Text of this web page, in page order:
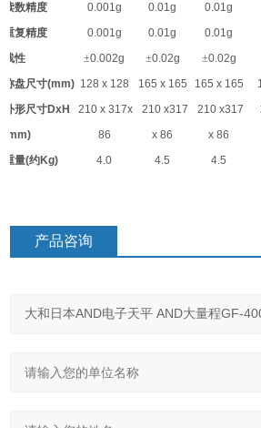
读数精度
0.001g 0.01g 0.01g
重复精度
0.001g 0.01g 0.01g
线性
±0.002g ±0.02g ±0.02g
称盘尺寸(mm) 128 x 128 165 x 165 165 x 165
外形尺寸DxH
(mm)
210 x 317x
86
210 x317
x 86
210 x317
x 86
重量(约Kg) 4.0 4.5 4.5
产品咨询